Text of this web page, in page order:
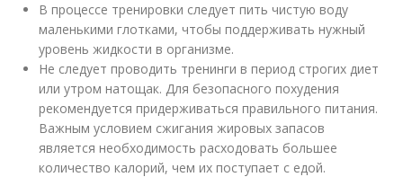
В процессе тренировки следует пить чистую воду
маленькими глотками, чтобы поддерживать нужный
уровень жидкости в организме.
Не следует проводить тренинги в период строгих диет
или утром натощак. Для безопасного похудения
рекомендуется придерживаться правильного питания.
Важным условием сжигания жировых запасов
является необходимость расходовать большее
количество калорий, чем их поступает с едой.